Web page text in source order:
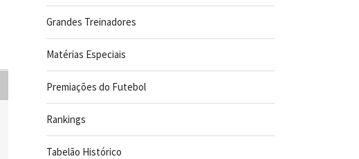
Grandes Treinadores
Matérias Especiais
Premiações do Futebol
Rankings
Tabelão Histórico